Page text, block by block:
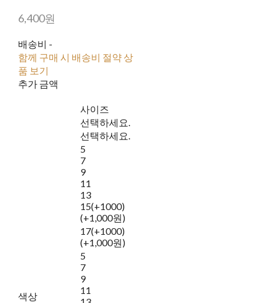
6,400원
배송비 -
함께 구매 시 배송비 절약 상
품 보기
추가 금액
색상
사이즈
선택하세요.
선택하세요.
5
7
9
11
13
15(+1000)
(+1,000원)
17(+1000)
(+1,000원)
5
7
9
11